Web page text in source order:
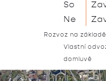
So
Ne
Rozvoz na
Vlastní
domluvě